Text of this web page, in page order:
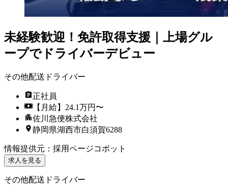
未経験歓迎！免許取得支援｜上場グル
ープでドライバーデビュー
その他配送ドライバー
正社員
【月給】24.1万円〜
佐川急便株式会社
静岡県湖西市白須賀6288
情報提供元 ： 採用ページコボット
求人を見る
その他配送ドライバー